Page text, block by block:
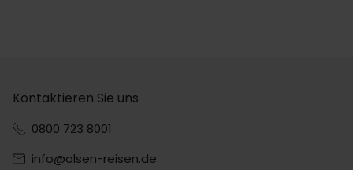
Kontaktieren Sie uns
0800 723 8001
info@olsen-reisen.de